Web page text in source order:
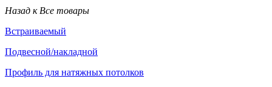
Назад к Все товары
Встраиваемый
Подвесной/накладной
Профиль для натяжных потолков